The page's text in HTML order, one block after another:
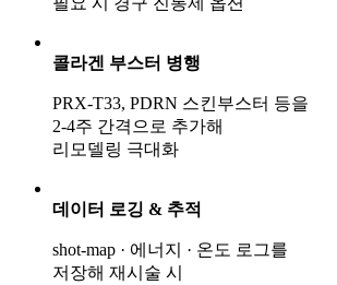
콜라겐 부스터 병행
PRX-T33, PDRN 스킨부스터 등을
2-4주 간격으로 추가해
리모델링 극대화
데이터 로깅 & 추적
shot-map · 에너지 · 온도 로그를
저장해 재시술 시